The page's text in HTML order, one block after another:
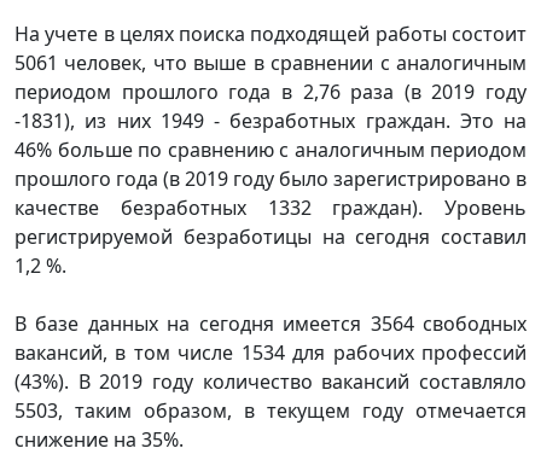
На учете в целях поиска подходящей работы состоит
5061 человек, что выше в сравнении с аналогичным
периодом прошлого года в 2,76 раза (в 2019 году
-1831), из них 1949 - безработных граждан. Это на
46% больше по сравнению с аналогичным периодом
прошлого года (в 2019 году было зарегистрировано в
качестве безработных 1332 граждан). Уровень
регистрируемой безработицы на сегодня составил
1,2 %.
В базе данных на сегодня имеется 3564 свободных
вакансий, в том числе 1534 для рабочих профессий
(43%). В 2019 году количество вакансий составляло
5503, таким образом, в текущем году отмечается
снижение на 35%.